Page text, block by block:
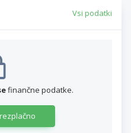
Vsi podatki
finančne podatke.